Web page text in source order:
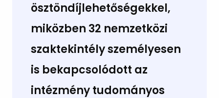
ösztöndíjlehetőségekkel,
miközben 32 nemzetközi
szaktekintély személyesen
is bekapcsolódott az
intézmény tudományos